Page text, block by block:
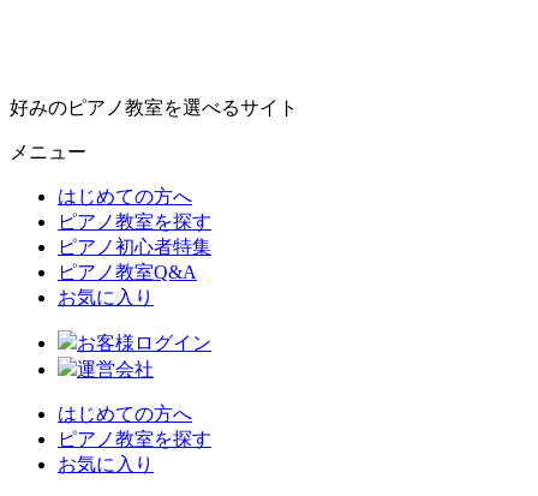
好みのピアノ教室を選べるサイト
メニュー
はじめての方へ
ピアノ教室を探す
ピアノ初心者特集
ピアノ教室Q&A
お気に入り
お客様ログイン
運営会社
はじめての方へ
ピアノ教室を探す
お気に入り